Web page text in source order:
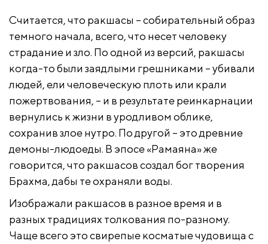
Считается, что ракшасы – собирательный образ
темного начала, всего, что несет человеку
страдание и зло. По одной из версий, ракшасы
когда-то были заядлыми грешниками – убивали
людей, ели человеческую плоть или крали
пожертвования, – и в результате реинкарнации
вернулись к жизни в уродливом облике,
сохранив злое нутро. По другой – это древние
демоны-людоеды. В эпосе «Рамаяна» же
говорится, что ракшасов создал бог творения
Брахма, дабы те охраняли воды.
Изображали ракшасов в разное время и в
разных традициях толкования по-разному.
Чаще всего это свирепые косматые чудовища с